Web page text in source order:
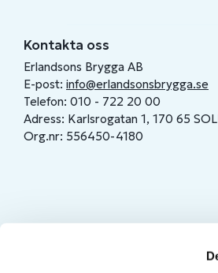
Kontakta oss
Erlandsons Brygga AB
E-post: info@erlandsonsbrygga.se
Telefon: 010 - 722 20 00
Adress: Karlsrogatan 1, 170 65
Org.nr: 556450-4180